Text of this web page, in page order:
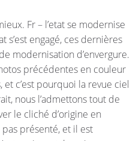
Fr – l’etat se modernise
s’est engagé, ces dernières
modernisation d’envergure.
précédentes en couleur
et c’est pourquoi la revue ciel
nous l’admettons tout de
le cliché d’origine en
présenté, et il est